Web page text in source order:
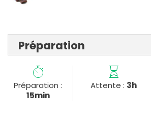
Préparation
Préparation :
15min
Attente : 3h